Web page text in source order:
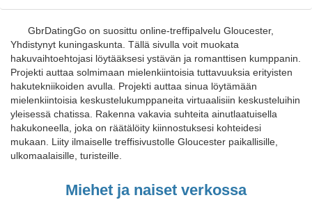
GbrDatingGo on suosittu online-treffipalvelu Gloucester,
Yhdistynyt kuningaskunta. Tällä sivulla voit muokata
hakuvaihtoehtojasi löytääksesi ystävän ja romanttisen kumppanin.
Projekti auttaa solmimaan mielenkiintoisia tuttavuuksia erityisten
hakutekniikoiden avulla. Projekti auttaa sinua löytämään
mielenkiintoisia keskustelukumppaneita virtuaalisiin keskusteluihin
yleisessä chatissa. Rakenna vakavia suhteita ainutlaatuisella
hakukoneella, joka on räätälöity kiinnostuksesi kohteidesi
mukaan. Liity ilmaiselle treffisivustolle Gloucester paikallisille,
ulkomaalaisille, turisteille.
Miehet ja naiset verkossa